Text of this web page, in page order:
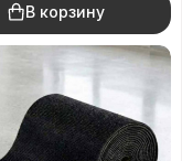
В корзину